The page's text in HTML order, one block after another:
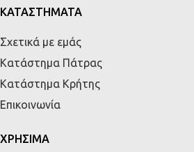
ΚΑΤΑΣΤΗΜΑΤΑ
Σχετικά με εμάς
Κατάστημα Πάτρας
Κατάστημα Κρήτης
Επικοινωνία
ΧΡΗΣΙΜΑ